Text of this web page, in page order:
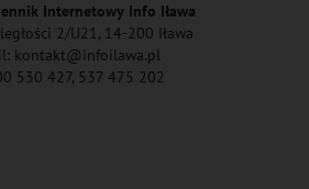
Internetowy Info Iława
2/U21, 14-200 Iława
kontakt@infoilawa.pl
530 427, 537 475 202